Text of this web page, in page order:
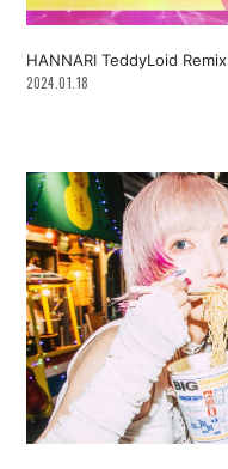
HANNARI TeddyLoid Remix
2024.01.18